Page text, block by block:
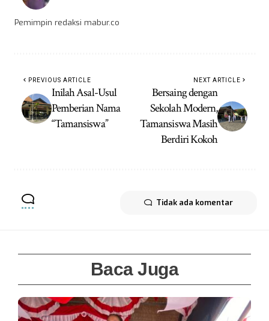
Pemimpin redaksi mabur.co
PREVIOUS ARTICLE
Inilah Asal-Usul
Pemberian Nama
“Tamansiswa”
NEXT ARTICLE
Bersaing dengan
Sekolah Modern,
Tamansiswa Masih
Berdiri Kokoh
Tidak ada komentar
Baca Juga